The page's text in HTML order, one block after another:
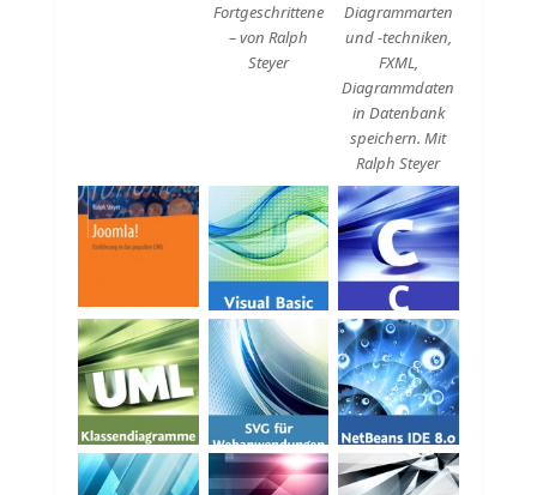
Fortgeschrittene
– von Ralph
Steyer
Diagrammarten
und -techniken,
FXML,
Diagrammdaten
in Datenbank
speichern. Mit
Ralph Steyer